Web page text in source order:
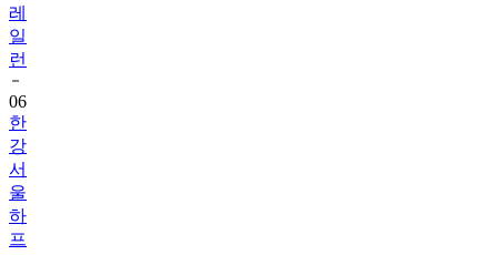
레
일
런
06
한
강
서
울
하
프